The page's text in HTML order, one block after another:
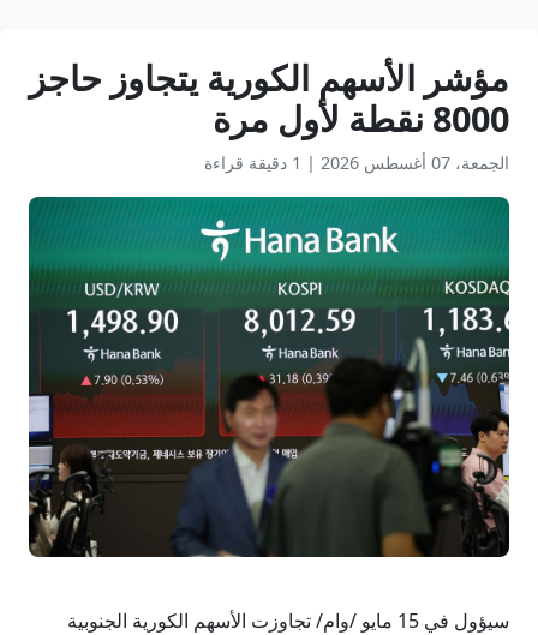
مؤشر الأسهم الكورية يتجاوز حاجز
8000 نقطة لأول مرة
الجمعة، 07 أغسطس 2026 | 1 دقيقة قراءة
سيؤول في 15 مايو /وام/ تجاوزت الأسهم الكورية الجنوبية